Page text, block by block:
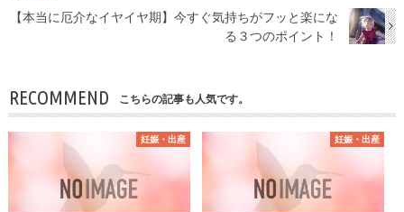
【本当に厄介なイヤイヤ期】今すぐ気持ちがフッと楽にな
る３つのポイント！
RECOMMEND こちらの記事も人気です。
妊娠・出産 妊娠・出産